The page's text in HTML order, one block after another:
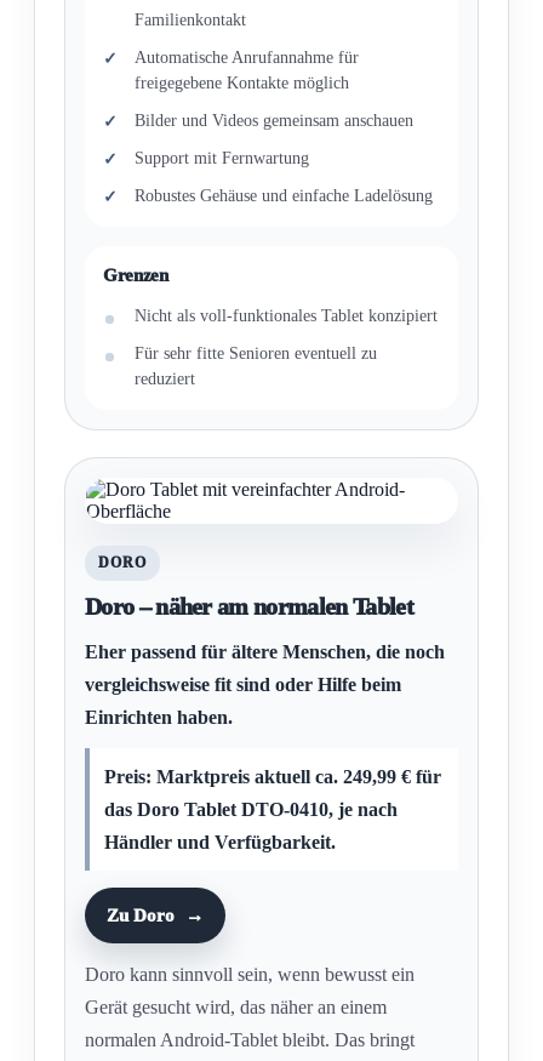
Familienkontakt
Automatische Anrufannahme für
freigegebene Kontakte möglich
Bilder und Videos gemeinsam anschauen
Support mit Fernwartung
Robustes Gehäuse und einfache Ladelösung
Grenzen
Nicht als voll-funktionales Tablet konzipiert
Für sehr fitte Senioren eventuell zu
reduziert
DORO
Doro – näher am normalen Tablet
Eher passend für ältere Menschen, die noch
vergleichsweise fit sind oder Hilfe beim
Einrichten haben.
Preis: Marktpreis aktuell ca. 249,99 € für
das Doro Tablet DTO-0410, je nach
Händler und Verfügbarkeit.
Zu Doro
Doro kann sinnvoll sein, wenn bewusst ein
Gerät gesucht wird, das näher an einem
normalen Android-Tablet bleibt. Das bringt